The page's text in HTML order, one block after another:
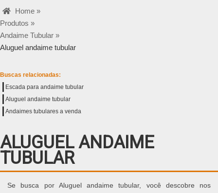
Home »
Produtos »
Andaime Tubular »
Aluguel andaime tubular
Buscas relacionadas:
Escada para andaime tubular
Aluguel andaime tubular
Andaimes tubulares a venda
ALUGUEL ANDAIME
TUBULAR
Se busca por Aluguel andaime tubular, você descobre nos